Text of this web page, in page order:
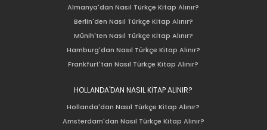
Almanya'dan Nasıl Türkçe Kitap Alınır?
Berlin'den Nasıl Türkçe Kitap Alınır?
Münih'ten Nasıl Türkçe Kitap Alınır?
Hamburg'dan Nasıl Türkçe Kitap Alınır?
Frankfurt'tan Nasıl Türkçe Kitap Alınır?
HOLLANDA'DAN NASIL KİTAP ALINIR?
Hollanda'dan Nasıl Türkçe Kitap Alınır?
Amsterdam'dan Nasıl Türkçe Kitap Alınır?